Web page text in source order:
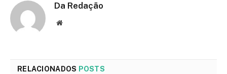
Da Redação
Site
RELACIONADOS POSTS